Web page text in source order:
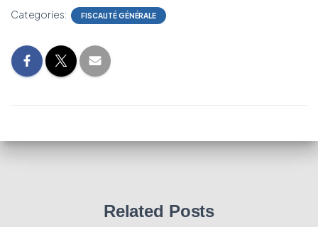
Categories: FISCALITÉ GÉNÉRALE
Related Posts